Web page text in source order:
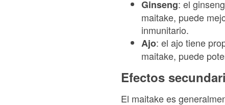
Ginseng: el
maitake, puede
inmunitario.
Ajo: el ajo tiene
maitake, puede
Efectos
El maitake es